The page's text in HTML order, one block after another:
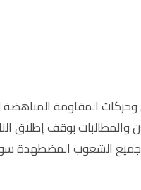
المقاومة المناهضة
والمطالبات بوقف إطلاق
الشعوب المضطهدة